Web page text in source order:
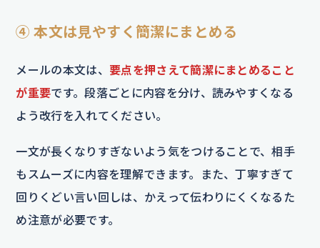
④ 本文は見やすく簡潔にまとめる
メールの本文は、 要点を押さえて簡潔にまとめること
が重要です。段落ごとに内容を分け、読みやすくなる
よう改行を入れてください。
一文が長くなりすぎないよう気をつけることで、相手
もスムーズに内容を理解できます。また、丁寧すぎて
回りくどい言い回しは、かえって伝わりにくくなるた
め注意が必要です。